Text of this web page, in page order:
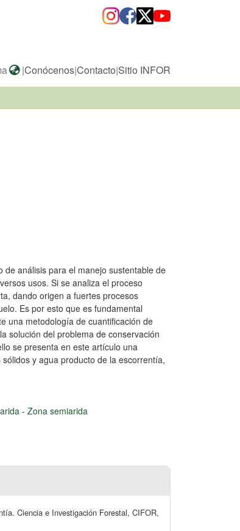
|Conócenos|Contacto|Sitio INFOR
análisis para el manejo sustentable de
usos. Si se analiza el proceso
dando origen a fuertes procesos
Es por esto que es fundamental
una metodología de cuantificación de
solución del problema de conservación
se presenta en este artículo una
y agua producto de la escorrentía,
- Zona semiarida
Ciencia e Investigación Forestal, CIFOR,